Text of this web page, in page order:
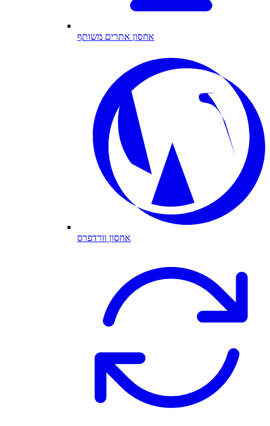
אחסון אתרים משותף
אחסון וורדפרס